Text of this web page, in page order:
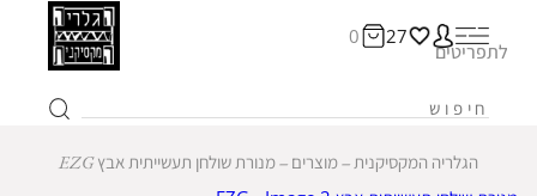
27
0
לתפריטים
הגלריה המקסיקנית ‒מוצרים ‒מנורת שולחן תעשייתית אבץ EZG